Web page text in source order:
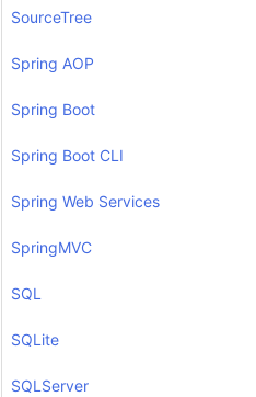
SourceTree
Spring AOP
Spring Boot
Spring Boot CLI
Spring Web Services
SpringMVC
SQL
SQLite
SQLServer